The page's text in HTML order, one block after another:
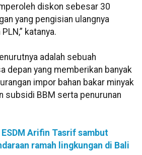
diskon sebesar 30
yang pengisian ulangnya
katanya.
adalah sebuah
depan yang memberikan banyak
impor bahan bakar minyak
subsidi BBM serta penurunan
Arifin Tasrif sambut
ramah lingkungan di Bali